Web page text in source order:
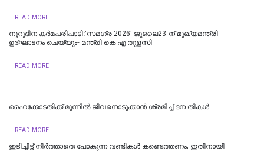
READ MORE
നൂറുദിന കർമപരിപാടി:'സമഗ്ര 2026' ജൂലൈ23-ന് മുഖ്യമന്ത്രി
ഉദ്ഘാടനം ചെയ്യും- മന്ത്രി കെ എ തുളസി
READ MORE
ഹൈക്കോടതിക്ക് മുന്നില്‍ ജീവനൊടുക്കാന്‍ ശ്രമിച്ച് ദമ്പതികള്‍
READ MORE
ഇടിച്ചിട്ട് നിര്‍ത്താതെ പോകുന്ന വണ്ടികള്‍ കണ്ടെത്തണം, ഇതിനായി